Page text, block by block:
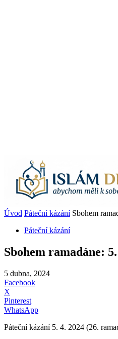
Úvod Páteční kázání Sbohem
Páteční kázání
Sbohem ramadáne:
5 dubna, 2024
Facebook
X
Pinterest
WhatsApp
Páteční kázání 5. 4. 2024 (26.